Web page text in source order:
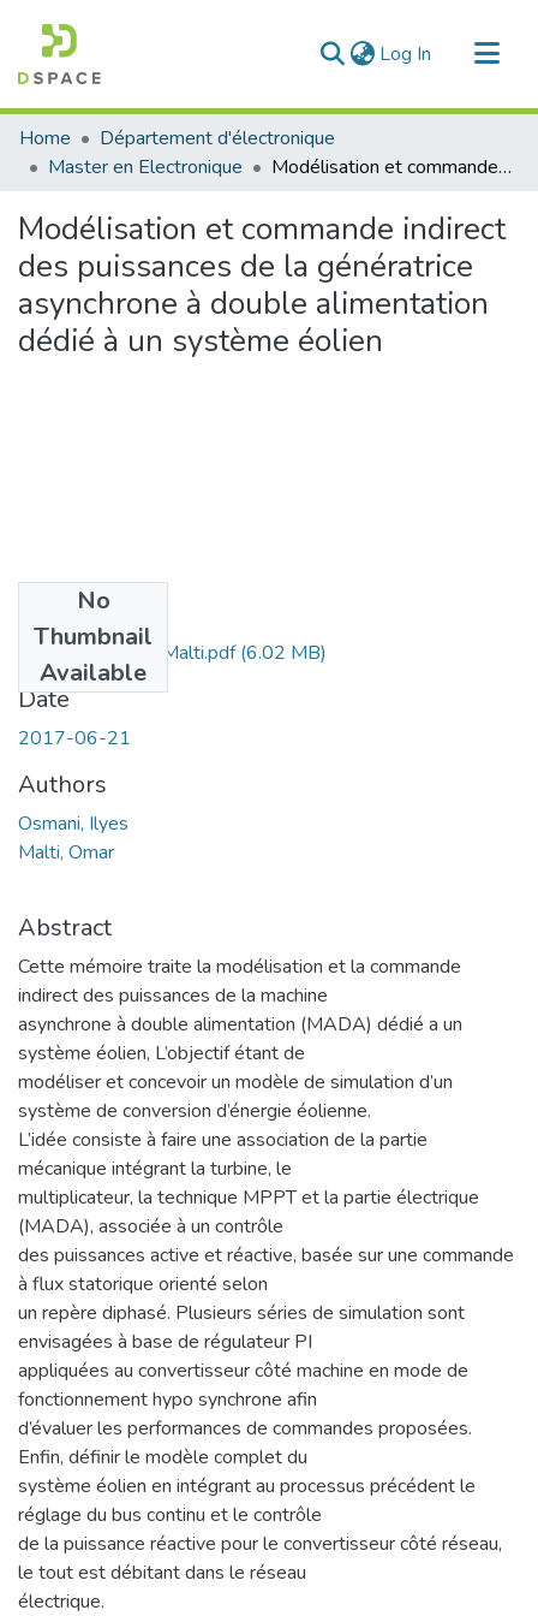
Log In (current)
Communities & Collections
All of DSpace
Home
Département d'électronique
Master en Electronique
Modélisation et commande indirect des puissances de la génératrice asynchrone à double alimentation dédié à un système éolien
Modélisation et commande indirect
des puissances de la génératrice
asynchrone à double alimentation
dédié à un système éolien
No
Thumbnail
Available
Ms.ELN.Osmani+Malti.pdf(6.02 MB)
Date
2017-06-21
Authors
Osmani, Ilyes
Malti, Omar
Abstract
Cette mémoire traite la modélisation et la commande
indirect des puissances de la machine
asynchrone à double alimentation (MADA) dédié a un
système éolien, L’objectif étant de
modéliser et concevoir un modèle de simulation d’un
système de conversion d’énergie éolienne.
L’idée consiste à faire une association de la partie
mécanique intégrant la turbine, le
multiplicateur, la technique MPPT et la partie électrique
(MADA), associée à un contrôle
des puissances active et réactive, basée sur une commande
à flux statorique orienté selon
un repère diphasé. Plusieurs séries de simulation sont
envisagées à base de régulateur PI
appliquées au convertisseur côté machine en mode de
fonctionnement hypo synchrone afin
d’évaluer les performances de commandes proposées.
Enfin, définir le modèle complet du
système éolien en intégrant au processus précédent le
réglage du bus continu et le contrôle
de la puissance réactive pour le convertisseur côté réseau,
le tout est débitant dans le réseau
électrique.